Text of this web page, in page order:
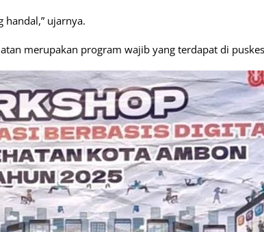
handal,” ujarnya.
merupakan program wajib yang terdapat di